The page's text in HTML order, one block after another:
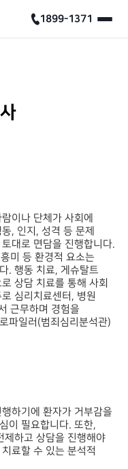
1899-1371
이나 단체가 사회에
, 인지, 성격 등 문제
대로 면담을 진행합니다.
미 등 환경적 요소는
. 행동 치료, 게슈탈트
상담 치료를 통해 사회
심리치료센터, 병원
근무하며 경험을
파일러(범죄심리분석관)
하기에 환자가 거부감을
이 필요합니다. 또한,
제하고 상담을 진행해야
료할 수 있는 분석적